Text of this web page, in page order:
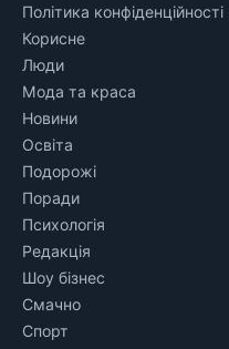
Політика конфіденційності
Корисне
Люди
Мода та краса
Новини
Освіта
Подорожі
Поради
Психологія
Редакція
Шоу бізнес
Смачно
Спорт